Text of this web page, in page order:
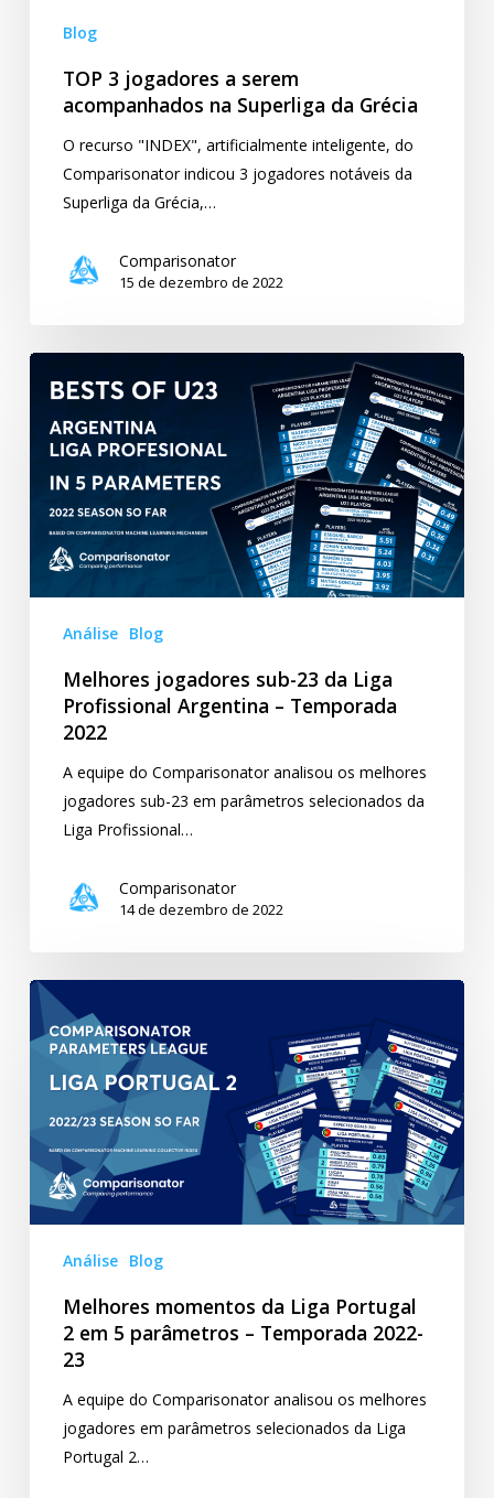
GréciaBlog
TOP 3 jogadores a serem
acompanhados na Superliga da Grécia
O recurso "INDEX", artificialmente inteligente, do
Comparisonator indicou 3 jogadores notáveis da
Superliga da Grécia,…
Comparisonator
15 de dezembro de 2022
jogadores
sub-
Liga
Profissional
Argentina
–
Temporada
Análise Blog
Melhores jogadores sub-23 da Liga
Profissional Argentina – Temporada
2022
A equipe do Comparisonator analisou os melhores
jogadores sub-23 em parâmetros selecionados da
Liga Profissional…
Comparisonator
14 de dezembro de 2022
Melhores
momentos
Liga
2
em
parâmetros
2022-
Análise Blog
Melhores momentos da Liga Portugal
2 em 5 parâmetros – Temporada 2022-
23
A equipe do Comparisonator analisou os melhores
jogadores em parâmetros selecionados da Liga
Portugal 2…